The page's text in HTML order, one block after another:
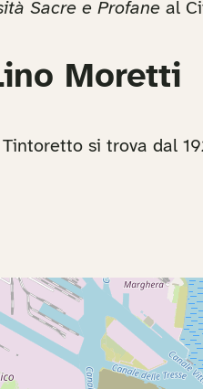
Sacre e Profane al
Moretti
si trova dal